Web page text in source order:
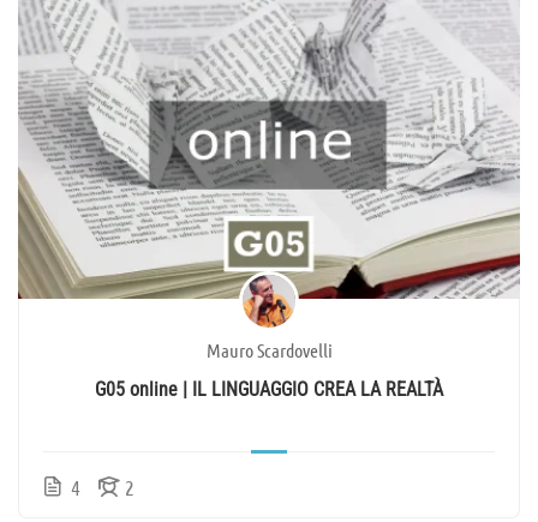
Mauro Scardovelli
G05 online | IL LINGUAGGIO CREA LA REALTÀ
4 2